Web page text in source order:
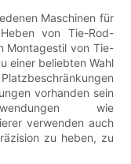
Maschinen für
von Tie-Rod-
Montagestil von Tie-
einer beliebten Wahl
vorhanden sein
wie
verwenden auch
zu heben, zu